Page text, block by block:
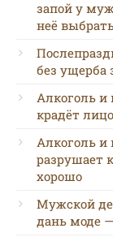
запой у
неё
без ущерба
Алкоголь и
крадёт
Алкоголь и
разрушает
хорошо
Мужской
дань моде